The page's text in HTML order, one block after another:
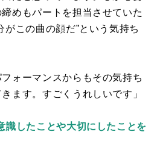
めもパートを担当させていた
がこの曲の顔だ”という気持ち
ォーマンスからもその気持ち
ます。すごくうれしいです」
識したことや大切にしたことを